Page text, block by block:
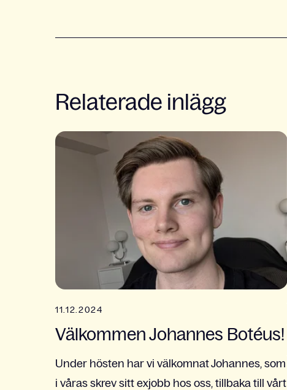
Relaterade inlägg
11.12.2024
Välkommen Johannes Botéus!
Under hösten har vi välkomnat Johannes, som
i våras skrev sitt exjobb hos oss, tillbaka till vårt